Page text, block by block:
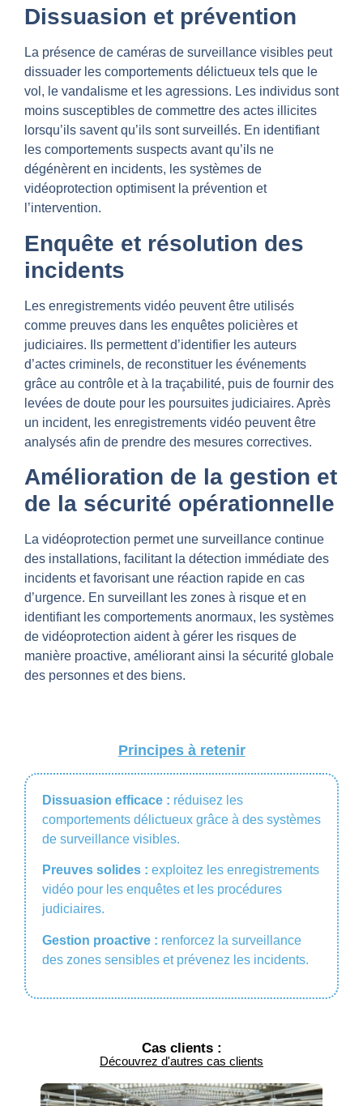
Dissuasion et prévention
La présence de caméras de surveillance visibles peut
dissuader les comportements délictueux tels que le
vol, le vandalisme et les agressions. Les individus sont
moins susceptibles de commettre des actes illicites
lorsqu’ils savent qu’ils sont surveillés. En identifiant
les comportements suspects avant qu’ils ne
dégénèrent en incidents, les systèmes de
vidéoprotection optimisent la prévention et
l’intervention.
Enquête et résolution des
incidents
Les enregistrements vidéo peuvent être utilisés
comme preuves dans les enquêtes policières et
judiciaires. Ils permettent d’identifier les auteurs
d’actes criminels, de reconstituer les événements
grâce au contrôle et à la traçabilité, puis de fournir des
levées de doute pour les poursuites judiciaires. Après
un incident, les enregistrements vidéo peuvent être
analysés afin de prendre des mesures correctives.
Amélioration de la gestion et
de la sécurité opérationnelle
La vidéoprotection permet une surveillance continue
des installations, facilitant la détection immédiate des
incidents et favorisant une réaction rapide en cas
d’urgence. En surveillant les zones à risque et en
identifiant les comportements anormaux, les systèmes
de vidéoprotection aident à gérer les risques de
manière proactive, améliorant ainsi la sécurité globale
des personnes et des biens.
Principes à retenir
Dissuasion efficace : réduisez les
comportements délictueux grâce à des systèmes
de surveillance visibles.
Preuves solides : exploitez les enregistrements
vidéo pour les enquêtes et les procédures
judiciaires.
Gestion proactive : renforcez la surveillance
des zones sensibles et prévenez les incidents.
Cas clients :
Découvrez d'autres cas clients